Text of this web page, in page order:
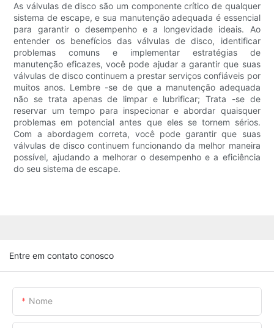
As válvulas de disco são um componente crítico de qualquer
sistema de escape, e sua manutenção adequada é essencial
para garantir o desempenho e a longevidade ideais. Ao
entender os benefícios das válvulas de disco, identificar
problemas comuns e implementar estratégias de
manutenção eficazes, você pode ajudar a garantir que suas
válvulas de disco continuem a prestar serviços confiáveis ​​por
muitos anos. Lembre -se de que a manutenção adequada
não se trata apenas de limpar e lubrificar; Trata -se de
reservar um tempo para inspecionar e abordar quaisquer
problemas em potencial antes que eles se tornem sérios.
Com a abordagem correta, você pode garantir que suas
válvulas de disco continuem funcionando da melhor maneira
possível, ajudando a melhorar o desempenho e a eficiência
do seu sistema de escape.
Entre em contato conosco
Nome